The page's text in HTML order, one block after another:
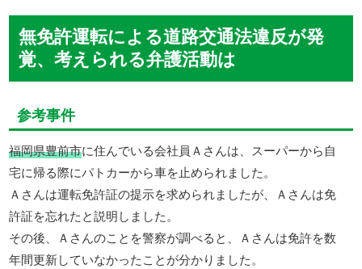
無免許運転による道路交通法違反が発
覚、考えられる弁護活動は
参考事件
福岡県豊前市に住んでいる会社員Ａさんは、スーパーから自
宅に帰る際にパトカーから車を止められました。
Ａさんは運転免許証の提示を求められましたが、Ａさんは免
許証を忘れたと説明しました。
その後、Ａさんのことを警察が調べると、Ａさんは免許を数
年間更新していなかったことが分かりました。